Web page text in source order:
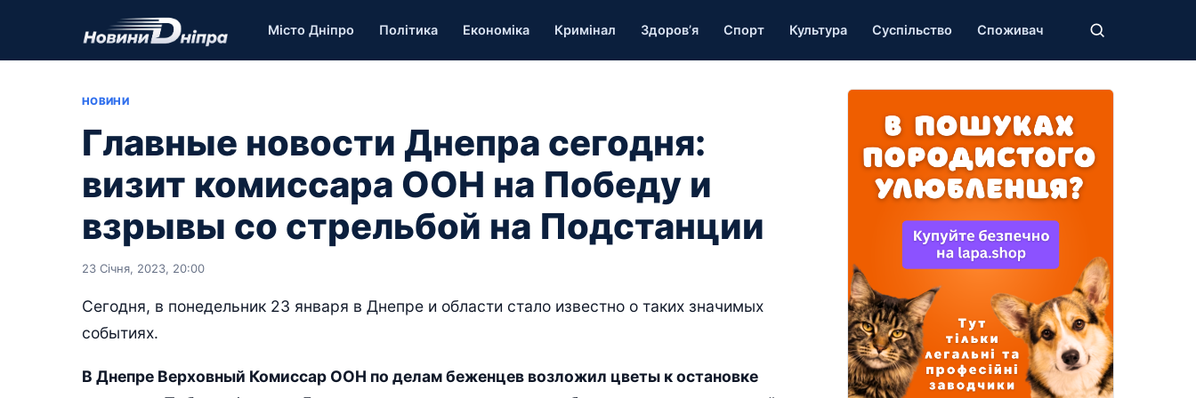
Місто Дніпро Політика Економіка Кримінал Здоров’я Спорт Культура Суспільство Споживач
НОВИНИ
Главные новости Днепра сегодня:
визит комиссара ООН на Победу и
взрывы со стрельбой на Подстанции
23 Січня, 2023, 20:00
Сегодня, в понедельник 23 января в Днепре и области стало известно о таких значимых
событиях.
В Днепре Верховный Комиссар ООН по делам беженцев возложил цветы к остановке